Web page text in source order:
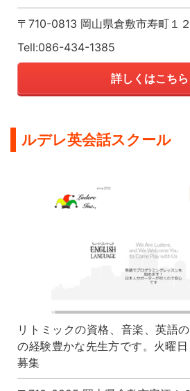
〒710-0813 岡山県倉敷市寿町１
Tell:086-434-1385
詳しくはこちら
ルデレ英会話スクール
リトミックの資格、音楽、英語
の経験豊かな先生方です。火曜
募集